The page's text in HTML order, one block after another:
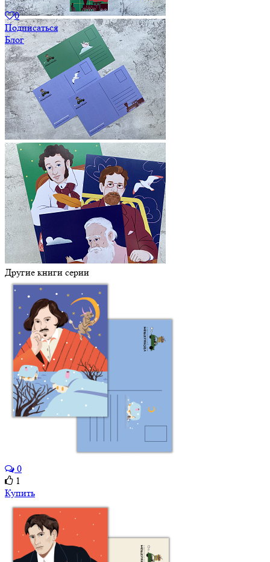
0
Подписаться
Блог
Другие книги серии
0
1
Купить